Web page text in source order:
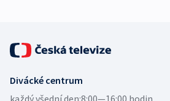
Divácké centrum